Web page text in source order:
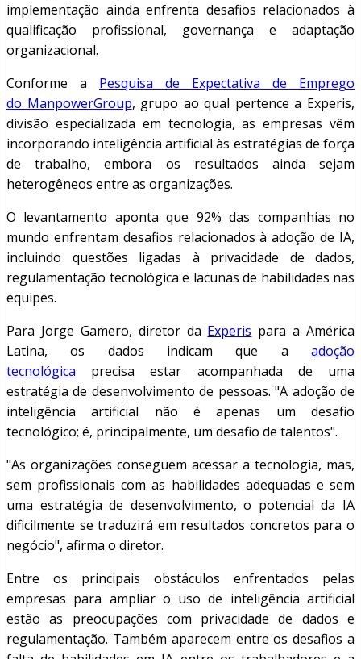
implementação ainda enfrenta desafios relacionados à
qualificação profissional, governança e adaptação
organizacional.
Conforme a Pesquisa de Expectativa de Emprego
do ManpowerGroup, grupo ao qual pertence a Experis,
divisão especializada em tecnologia, as empresas vêm
incorporando inteligência artificial às estratégias de força
de trabalho, embora os resultados ainda sejam
heterogêneos entre as organizações.
O levantamento aponta que 92% das companhias no
mundo enfrentam desafios relacionados à adoção de IA,
incluindo questões ligadas à privacidade de dados,
regulamentação tecnológica e lacunas de habilidades nas
equipes.
Para Jorge Gamero, diretor da Experis para a América
Latina, os dados indicam que a adoção
tecnológica precisa estar acompanhada de uma
estratégia de desenvolvimento de pessoas. "A adoção de
inteligência artificial não é apenas um desafio
tecnológico; é, principalmente, um desafio de talentos".
"As organizações conseguem acessar a tecnologia, mas,
sem profissionais com as habilidades adequadas e sem
uma estratégia de desenvolvimento, o potencial da IA
dificilmente se traduzirá em resultados concretos para o
negócio", afirma o diretor.
Entre os principais obstáculos enfrentados pelas
empresas para ampliar o uso de inteligência artificial
estão as preocupações com privacidade de dados e
regulamentação. Também aparecem entre os desafios a